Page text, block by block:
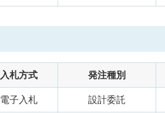
入札方式 発注種別
電子入札 設計委託